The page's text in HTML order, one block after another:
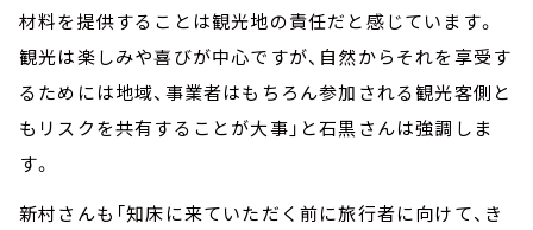
材料を提供することは観光地の責任だと感じています。
観光は楽しみや喜びが中心ですが、自然からそれを享受す
るためには地域、事業者はもちろん参加される観光客側と
もリスクを共有することが大事」と石黒さんは強調しま
す。
新村さんも「知床に来ていただく前に旅行者に向けて、き